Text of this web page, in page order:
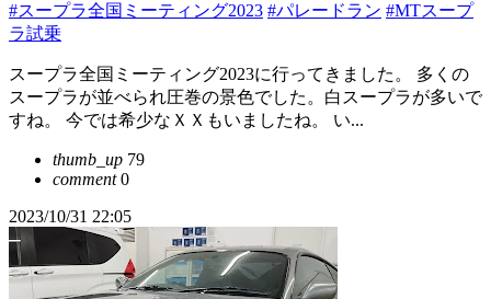
#スープラ全国ミーティング2023 #パレードラン #MTスープ
ラ試乗
スープラ全国ミーティング2023に行ってきました。 多くの
スープラが並べられ圧巻の景色でした。白スープラが多いで
すね。 今では希少なＸＸもいましたね。 い...
thumb_up 79
comment0
2023/10/31 22:05